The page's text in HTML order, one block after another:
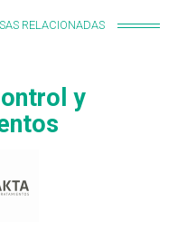
RELACIONADAS
y